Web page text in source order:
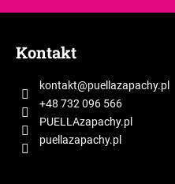
Kontakt
kontakt@puellazapachy.pl
+48 732 096 566
PUELLAzapachy.pl
puellazapachy.pl